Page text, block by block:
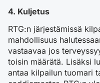
4. Kuljetus
RTG:n järjestämissä
mahdollisuus
vastaavaa jos
toisin määrätä. Lisäksi
antaa kilpailun tuomari